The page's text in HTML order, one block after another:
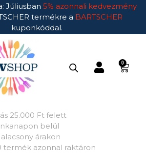
Júliusban 5% azonnali kedvezmény
termékre a BARTSCHER
kuponkóddal.
0
25.000 Ft felett
belül
árakon
termék azonnal raktáron